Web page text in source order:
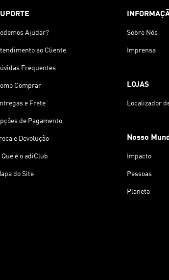
Ajudar?
ao Cliente
Frequentes
Comprar
e Frete
de Pagamento
e Devolução
Que é o adiClub
do Site
Sobre Nós
Imprensa
LOJAS
Localizador
Nosso
Impacto
Pessoas
Planeta